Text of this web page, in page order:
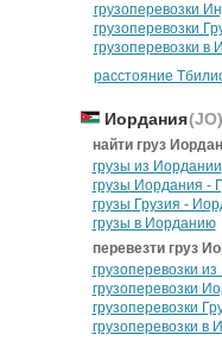
грузоперевозки
грузоперевозки
грузоперевозки в
расстояние
Иордания(JO)
найти груз
грузы из Иордании
грузы Иордания -
грузы Грузия -
грузы в Иорданию
перевезти груз
грузоперевозки
грузоперевозки
грузоперевозки
грузоперевозки в